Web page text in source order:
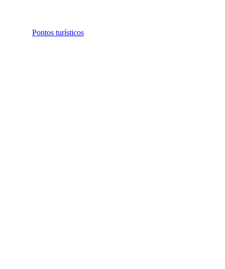
Pontos turísticos